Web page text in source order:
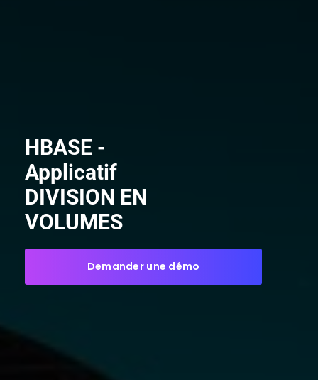
HBASE -
Applicatif
DIVISION EN
VOLUMES
Demander une démo